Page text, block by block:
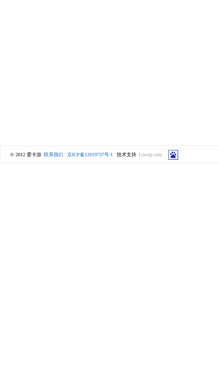
© 2012 爱卡游 联系我们 京ICP备12019737号-1 技术支持 Lowxp.com